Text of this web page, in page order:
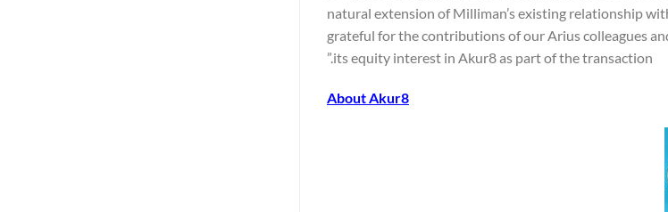
natural extension of Milliman’s existing relationship
grateful for the contributions of our Arius colleagues
its equity interest in Akur8 as part of the transaction.”
About Akur8